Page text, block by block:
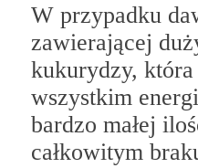
W przypadku
zawierającej
kukurydzy,
wszystkim
bardzo małej
całkowitym